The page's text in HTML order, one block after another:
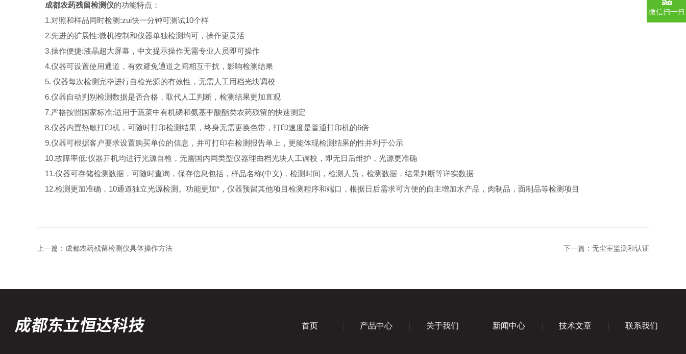
成都农药残留检测仪的功能特点：
1.对照和样品同时检测:zui快一分钟可测试10个样
2.先进的扩展性:微机控制和仪器单独检测均可，操作更灵活
3.操作便捷:液晶超大屏幕，中文提示操作无需专业人员即可操作
4.仪器可设置使用通道，有效避免通道之间相互干扰，影响检测结果
5. 仪器每次检测完毕进行自检光源的有效性，无需人工用档光块调校
6.仪器自动判别检测数据是否合格，取代人工判断，检测结果更加直观
7.严格按照国家标准:适用于蔬菜中有机磷和氨基甲酸酯类农药残留的快速测定
8.仪器内置热敏打印机，可随时打印检测结果，终身无需更换色带，打印速度是普通打印机的6倍
9.仪器可根据客户要求设置购买单位的信息，并可打印在检测报告单上，更能体现检测结果的性并利于公示
10.故障率低:仪器开机均进行光源自检，无需国内同类型仪器理由档光块人工调校，即无日后维护，光源更准确
11.仪器可存储检测数据，可随时查询，保存信息包括，样品名称(中文)，检测时间，检测人员，检测数据，结果判断等详实数据
12.检测更加准确，10通道独立光源检测。功能更加*，仪器预留其他项目检测程序和端口，根据日后需求可方便的自主增加水产品，肉制品，面制品等检测项目
上一篇： 成都农药残留检测仪具体操作方法 下一篇： 无尘室监测和认证
首页 产品中心 关于我们 新闻中心 技术文章 联系我们
微信扫一扫